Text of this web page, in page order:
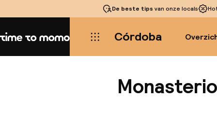
De beste tips van onze locals
Home Córdoba